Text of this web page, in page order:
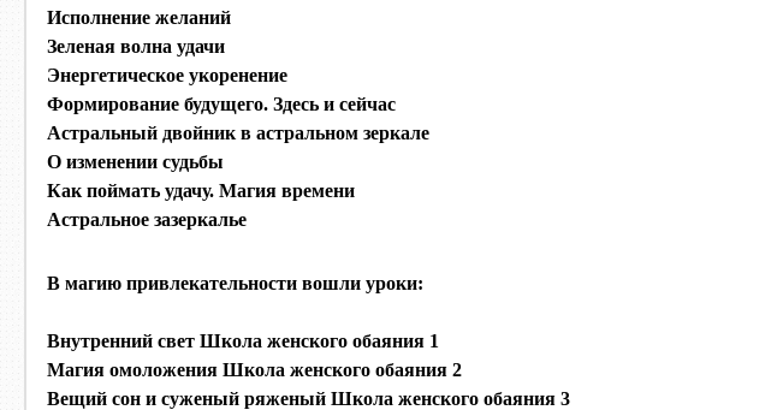
Исполнение желаний
Зеленая волна удачи
Энергетическое укоренение
Формирование будущего. Здесь и сейчас
Астральный двойник в астральном зеркале
О изменении судьбы
Как поймать удачу. Магия времени
Астральное зазеркалье
В магию привлекательности вошли уроки:
Внутренний свет Школа женского обаяния 1
Магия омоложения Школа женского обаяния 2
Вещий сон и суженый ряженый Школа женского обаяния 3